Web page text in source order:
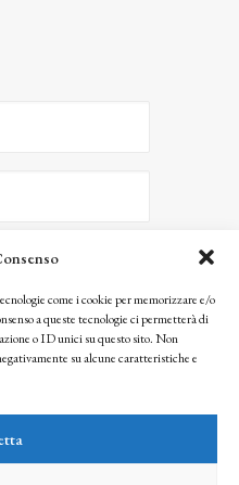
come i cookie per memorizzare e/o
a queste tecnologie ci permetterà di
o ID unici su questo sito. Non
su alcune caratteristiche e
informazioni saranno trattate
e dell’Istituto Matteucci